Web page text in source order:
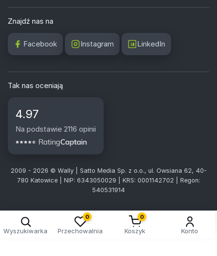
Znajdź nas na
Facebook Instagram LinkedIn
Tak nas oceniają
4.97
Na podstawie 2116 opinii
2009 - 2026 © Wally | Satto Media Sp. z o.o., ul. Owsiana 62, 40-
780 Katowice | NIP: 6343050029 | KRS: 0001142702 | Regon:
540531914
Wyszukiwarka
0
Przechowalnia
0
Koszyk Konto